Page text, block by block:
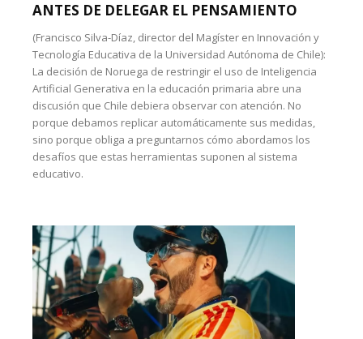
ANTES DE DELEGAR EL PENSAMIENTO
(Francisco Silva-Díaz, director del Magíster en Innovación y
Tecnología Educativa de la Universidad Autónoma de Chile):
La decisión de Noruega de restringir el uso de Inteligencia
Artificial Generativa en la educación primaria abre una
discusión que Chile debiera observar con atención. No
porque debamos replicar automáticamente sus medidas,
sino porque obliga a preguntarnos cómo abordamos los
desafíos que estas herramientas suponen al sistema
educativo.